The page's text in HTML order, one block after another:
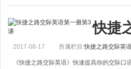
We&rsquo;re Looking for a Two-bedroom
A. we&rsquo;re looking for a two-bedroom
快捷
2017-08-17 所属栏目:快捷之路交际英
《快捷之路交际英语》快速提高你的交际口